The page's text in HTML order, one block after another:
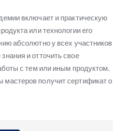
включает и практическую
или технологии его
абсолютно у всех участников
и отточить свое
с тем или иным продуктом.
получит сертификат о